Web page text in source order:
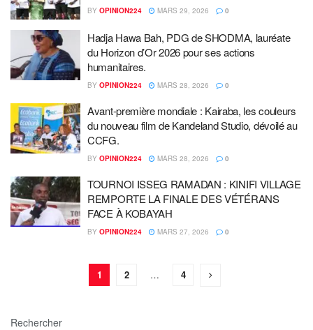
BY OPINION224 MARS 29, 2026 0
Hadja Hawa Bah, PDG de SHODMA, lauréate
du Horizon d’Or 2026 pour ses actions
humanitaires.
BY OPINION224 MARS 28, 2026 0
Avant-première mondiale : Kairaba, les couleurs
du nouveau film de Kandeland Studio, dévoilé au
CCFG.
BY OPINION224 MARS 28, 2026 0
TOURNOI ISSEG RAMADAN : KINIFI VILLAGE
REMPORTE LA FINALE DES VÉTÉRANS
FACE À KOBAYAH
BY OPINION224 MARS 27, 2026 0
1 2 … 4
Rechercher